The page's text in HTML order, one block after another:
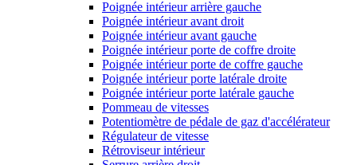
Poignée intérieur arrière gauche
Poignée intérieur avant droit
Poignée intérieur avant gauche
Poignée intérieur porte de coffre droite
Poignée intérieur porte de coffre gauche
Poignée intérieur porte latérale droite
Poignée intérieur porte latérale gauche
Pommeau de vitesses
Potentiomètre de pédale de gaz d'accélérateur
Régulateur de vitesse
Rétroviseur intérieur